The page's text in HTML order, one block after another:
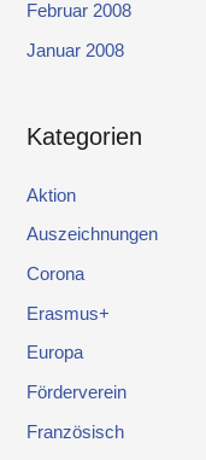
Februar 2008
Januar 2008
Kategorien
Aktion
Auszeichnungen
Corona
Erasmus+
Europa
Förderverein
Französisch